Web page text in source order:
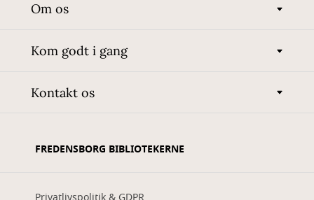
Om os
Kom godt i gang
Kontakt os
FREDENSBORG BIBLIOTEKERNE